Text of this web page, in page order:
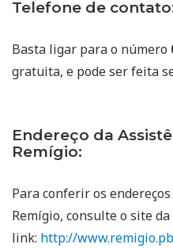
Telefone de
Basta ligar para o número
gratuita, e pode ser feita
Endereço da
Remígio:
Para conferir os endereços
Remígio, consulte o site
link: http://